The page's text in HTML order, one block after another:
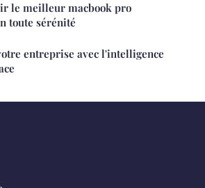
le meilleur macbook pro
toute sérénité
entreprise avec l'intelligence